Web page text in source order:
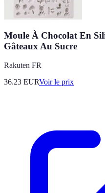
Moule À Chocolat En
Gâteaux Au Sucre
Rakuten FR
36.23 EURVoir le prix